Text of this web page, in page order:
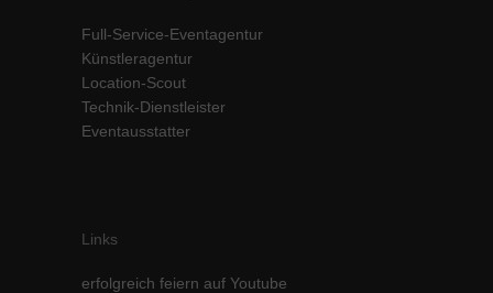
Full-Service-Eventagentur
Künstleragentur
Location-Scout
Technik-Dienstleister
Eventausstatter
Links
erfolgreich feiern auf Youtube